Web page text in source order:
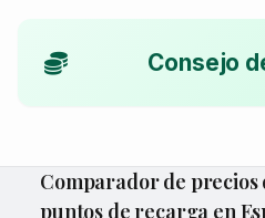
Consejo
Comparador de precios
puntos de recarga en